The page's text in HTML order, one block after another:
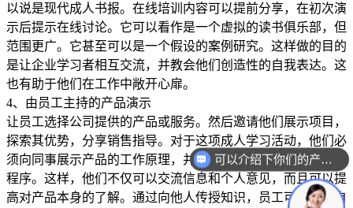
以说是现代成人书报。在线培训内容可以提前分享，在初次演
示后提示在线讨论。它可以看作是一个虚拟的读书俱乐部，但
范围更广。它甚至可以是一个假设的案例研究。这样做的目的
是让企业学习者相互交流，并教会他们创造性的自我表达。这
也有助于他们在工作中敞开心扉。
4、由员工主持的产品演示
让员工选择公司提供的产品或服务。然后邀请他们展示项目，
探索其优势，分享销售指导。对于这项成人学习活动，他们必
须向同事展示产品的工作原理，并强调其他可能被忽略的应用
程序。这样，他们不仅可以交流信息和个人意见，而且可以提
高对产品本身的了解。通过向他人传授知识，员工可以增强自
可以介绍下你们的产品么？